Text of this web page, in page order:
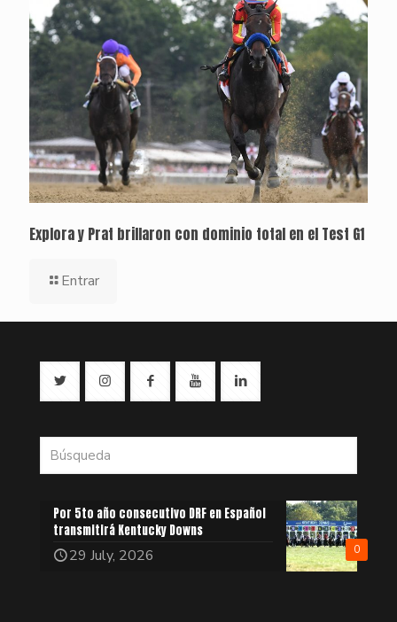
Explora y Prat brillaron con dominio total en el Test G1
Entrar
0
Por 5to año consecutivo DRF en Español
transmitirá Kentucky Downs
29 July, 2026